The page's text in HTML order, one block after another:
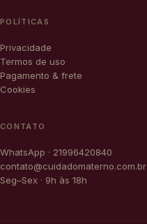
POLÍTICAS
Privacidade
Termos de uso
Pagamento & frete
Cookies
CONTATO
WhatsApp · 21996420840
contato@cuidadomaterno.com.br
Seg–Sex · 9h às 18h